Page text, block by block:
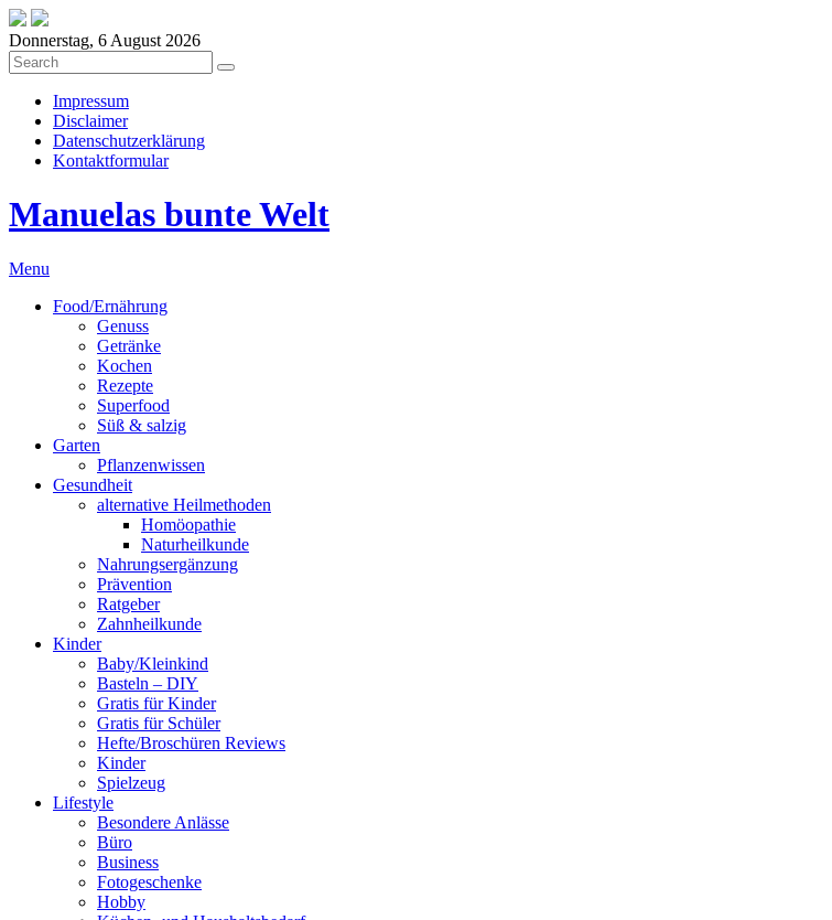
Donnerstag, 6 August 2026
Impressum
Disclaimer
Datenschutzerklärung
Kontaktformular
Manuelas bunte Welt
Menu
Food/Ernährung
Genuss
Getränke
Kochen
Rezepte
Superfood
Süß & salzig
Garten
Pflanzenwissen
Gesundheit
alternative Heilmethoden
Homöopathie
Naturheilkunde
Nahrungsergänzung
Prävention
Ratgeber
Zahnheilkunde
Kinder
Baby/Kleinkind
Basteln – DIY
Gratis für Kinder
Gratis für Schüler
Hefte/Broschüren Reviews
Kinder
Spielzeug
Lifestyle
Besondere Anlässe
Büro
Business
Fotogeschenke
Hobby